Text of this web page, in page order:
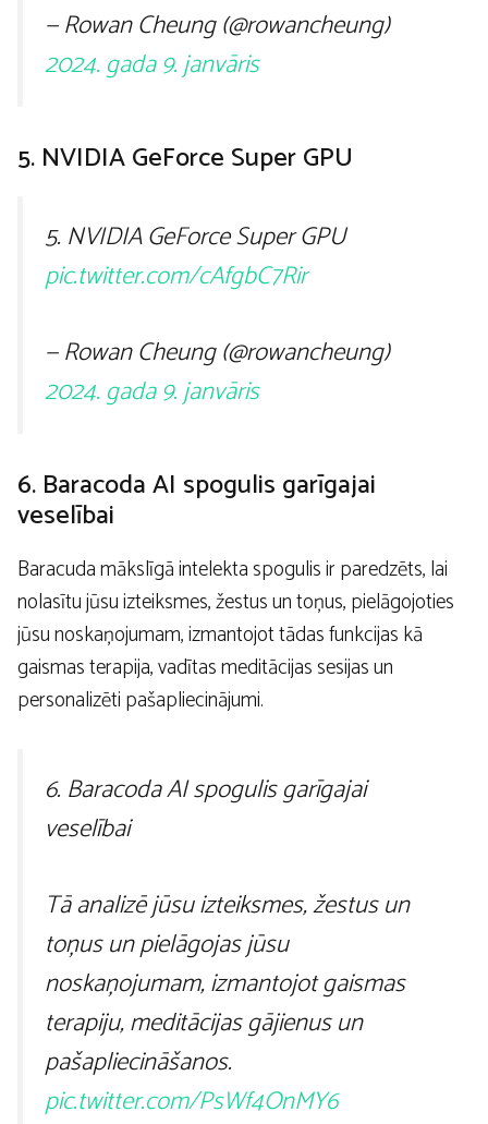
— Rowan Cheung (@rowancheung)
2024. gada 9. janvāris
5. NVIDIA GeForce Super GPU
5. NVIDIA GeForce Super GPU
pic.twitter.com/cAfgbC7Rir
— Rowan Cheung (@rowancheung)
2024. gada 9. janvāris
6. Baracoda AI spogulis garīgajai
veselībai
Baracuda mākslīgā intelekta spogulis ir paredzēts, lai
nolasītu jūsu izteiksmes, žestus un toņus, pielāgojoties
jūsu noskaņojumam, izmantojot tādas funkcijas kā
gaismas terapija, vadītas meditācijas sesijas un
personalizēti pašapliecinājumi.
6. Baracoda AI spogulis garīgajai
veselībai
Tā analizē jūsu izteiksmes, žestus un
toņus un pielāgojas jūsu
noskaņojumam, izmantojot gaismas
terapiju, meditācijas gājienus un
pašapliecināšanos.
pic.twitter.com/PsWf4OnMY6